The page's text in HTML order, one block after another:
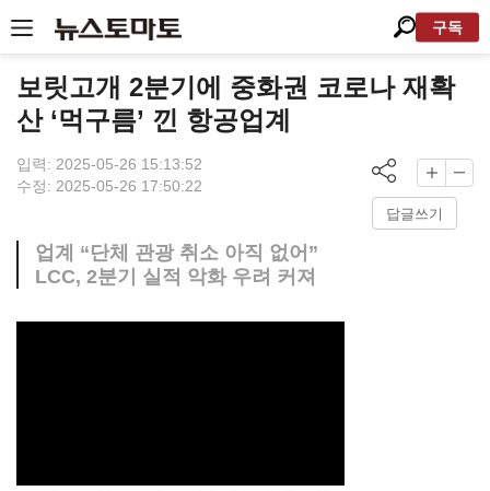
구독
보릿고개 2분기에 중화권 코로나 재확
산 ‘먹구름’ 낀 항공업계
입력: 2025-05-26 15:13:52
수정: 2025-05-26 17:50:22
답글쓰기
업계 “단체 관광 취소 아직 없어”
LCC, 2분기 실적 악화 우려 커져